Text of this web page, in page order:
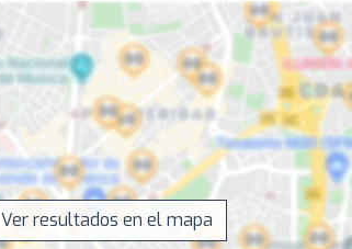
Ver resultados en el mapa